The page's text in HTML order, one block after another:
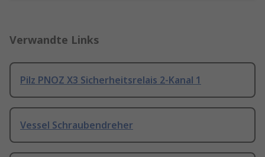
Verwandte Links
Pilz PNOZ X3 Sicherheitsrelais 2-Kanal 1
Vessel Schraubendreher